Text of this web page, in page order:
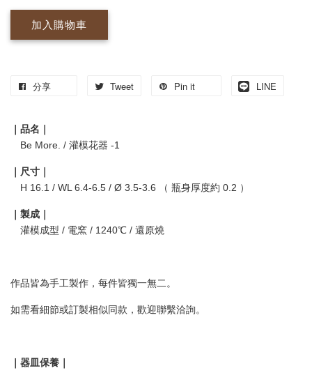
加入購物車
分享 Tweet Pin it LINE
｜品名｜
Be More. / 灌模花器 -1
｜尺寸｜
H 16.1 / WL 6.4-6.5 / Ø 3.5-3.6 （ 瓶身厚度約 0.2 ）
｜製成｜
灌模成型 / 電窯 / 1240℃ / 還原燒
作品皆為手工製作，每件皆獨一無二。
如需看細節或訂製相似同款，歡迎聯繫洽詢。
｜器皿保養｜